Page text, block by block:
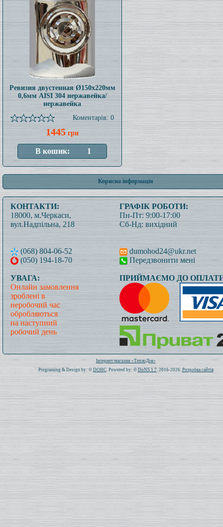
Ревизия двустенная Ø150x220мм
0,6мм AISI 304 нержавейка/
нержавейка
Коментарів: 0
1445 грн
Корисна інформація
КОНТАКТИ:
18000, м.Черкаси,
вул.Надпільна, 218
(068) 804-06-52
(050) 194-18-70
ГРАФІК РОБОТИ:
Пн-Пт: 9:00-17:00
Сб-Нд: вихідний
dumohod24@ukr.net
Передзвонити мені
УВАГА:
Онлайн замовлення
зроблені в
неробочий час
обробляються
на наступний
робочий день
ПРИЙМАЄМО ДО
Інтернет-магазин «ТеплоДім»
Programing & Design by: © DOHC. Powered by: ©DoNS 1.7. 2016-2026. Розробка сайтів